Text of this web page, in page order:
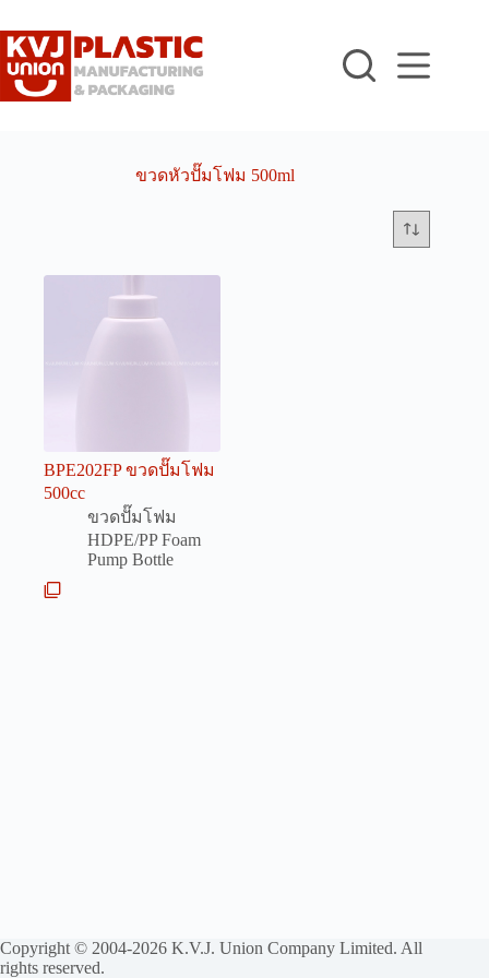
to
content
ขวดหัวปั๊มโฟม 500ml
BPE202FP ขวดปั๊มโฟม
500cc
ขวดปั๊มโฟม
HDPE/PP Foam
Pump Bottle
Copyright © 2004-2026 K.V.J. Union Company Limited. All
rights reserved.